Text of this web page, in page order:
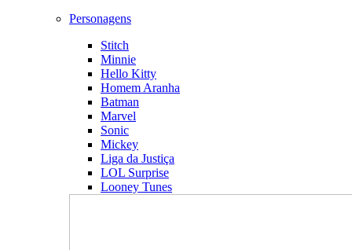
Personagens
Stitch
Minnie
Hello Kitty
Homem Aranha
Batman
Marvel
Sonic
Mickey
Liga da Justiça
LOL Surprise
Looney Tunes